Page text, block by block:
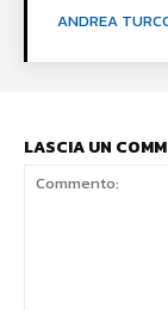
ANDREA
LASCIA UN